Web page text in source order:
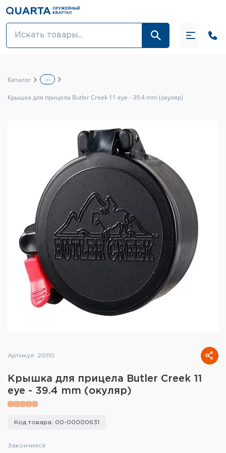
Оптовикам
Средства для ухода за оружием
Тюнинг оружия и ЗИП
Обувь
Тактическое снаряжение
Высокоточная стрельба
Спортивная стрельба
Пневматика
Кобуры и системы ношения
снаряжения
Сумки и рюкзаки
Каталог ...
Крышка для прицела Butler Creek 11 eye - 39.4 mm (окуляр)
Артикул: 20110
Крышка для прицела Butler Creek 11
eye - 39.4 mm (окуляр)
Код товара: 00-00000631
Закончился